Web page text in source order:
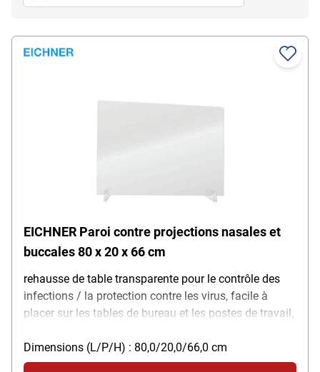
EICHNER Paroi contre projections nasales et
buccales 80 x 20 x 66 cm
rehausse de table transparente pour le contrôle des
infections / la protection contre les virus, facile à
placer sur les tables de bureau et les postes de travail,
transparent, facile à monter, pieds stables pour la
fixation, 3 positions possibles, peut être désinfecté, La
Dimensions (L/P/H) : 80,0/20,0/66,0 cm